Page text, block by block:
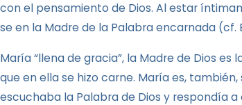
con el pensamiento de Dios. Al estar
se en la Madre de la Palabraencarnada (cf.
María “llena de gracia”, la Madre de Dios es
que en ella se hizo carne. María es,
escuchaba la Palabrade Dios y respondía